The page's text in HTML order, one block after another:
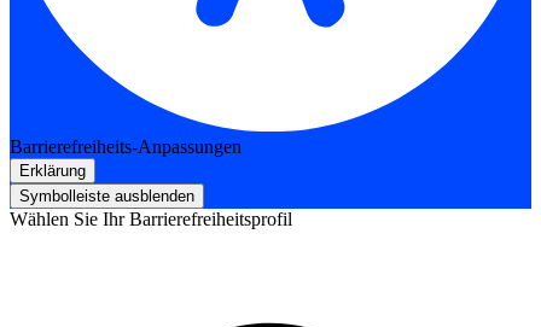
Barrierefreiheits-Anpassungen
Erklärung
Symbolleiste ausblenden
Wählen Sie Ihr Barrierefreiheitsprofil